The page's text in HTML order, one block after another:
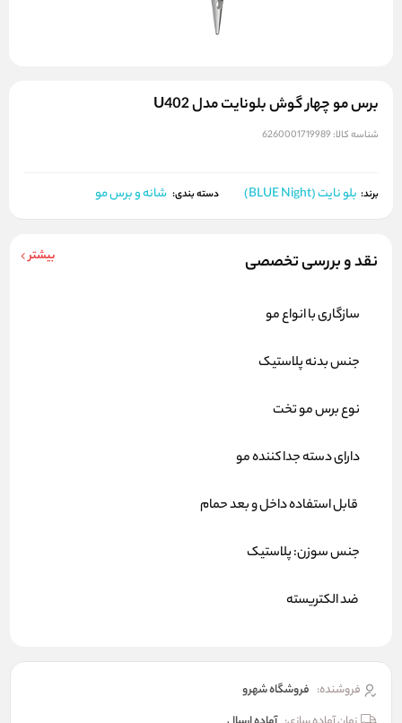
برس مو چهار گوش بلونایت مدل U402
شناسه کالا: 6260001719989
برند: بلو نایت (BLUE Night) دسته بندی: شانه و برس مو
نقد و بررسی تخصصی بیشتر
سازگاری با انواع مو
جنس بدنه پلاستیک
نوع برس مو تخت
دارای دسته جدا کننده مو
قابل استفاده داخل و بعد حمام
جنس سوزن: پلاستیک
ضد الکتریسته
فروشنده: فروشگاه شهرو